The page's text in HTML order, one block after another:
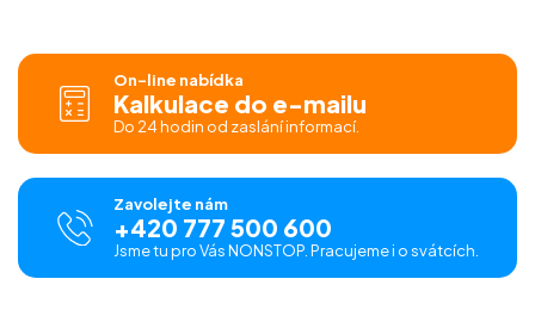
On-line nabídka
Kalkulace do e-mailu
Do 24 hodin od zaslání informací.
Zavolejte nám
+420 777 500 600
Jsme tu pro Vás NONSTOP. Pracujeme i o svátcích.